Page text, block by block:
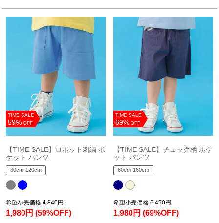
TIME SALE
59% OFF
【TIME SALE】ロボット刺繍 ポ
ケット パンツ
80cm-120cm
希望小売価格 4,840円
1,980円 (59%OFF)
TIME SALE
69% OFF
【TIME SALE】チェック柄 ポケ
ット パンツ
80cm-160cm
希望小売価格 6,490円
1,980円 (69%OFF)